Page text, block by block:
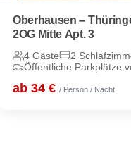
Oberhausen –
2OG Mitte Apt. 3
4 Gäste 2
Öffentliche Parkplätze
ab 34 € / Person / Nacht